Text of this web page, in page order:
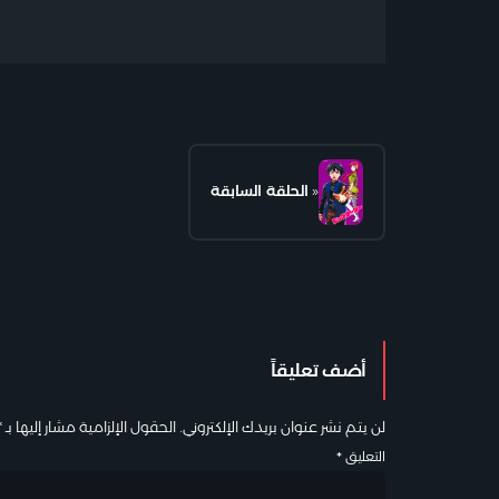
« الحلقة السابقة
أضف تعليقاً
لن يتم نشر عنوان بريدك الإلكتروني. الحقول الإلزامية مشار إليها بـ
التعليق *